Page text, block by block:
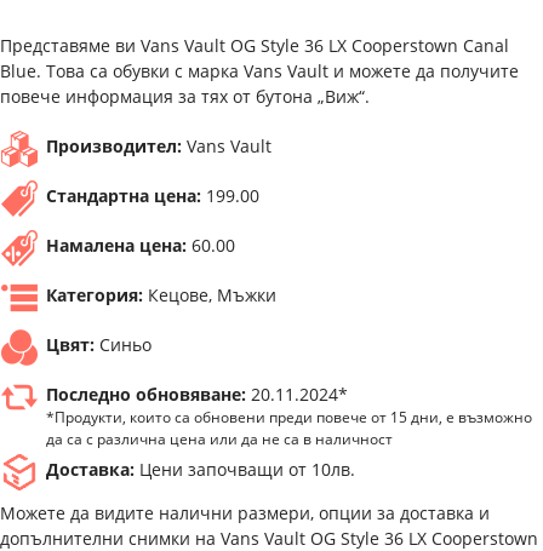
Представяме ви Vans Vault OG Style 36 LX Cooperstown Canal
Blue. Това са обувки с марка Vans Vault и можете да получите
повече информация за тях от бутона „Виж“.
Производител: Vans Vault
Стандартна цена: 199.00
Намалена цена: 60.00
Категория: Кецове, Мъжки
Цвят: Синьо
Последно обновяване: 20.11.2024*
*Продукти, които са обновени преди повече от 15 дни, е възможно
да са с различна цена или да не са в наличност
Доставка: Цени започващи от 10лв.
Можете да видите налични размери, опции за доставка и
допълнителни снимки на Vans Vault OG Style 36 LX Cooperstown